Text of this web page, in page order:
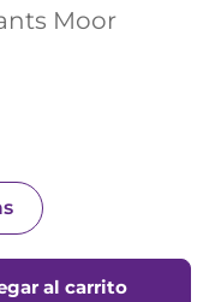
Moor
al carrito